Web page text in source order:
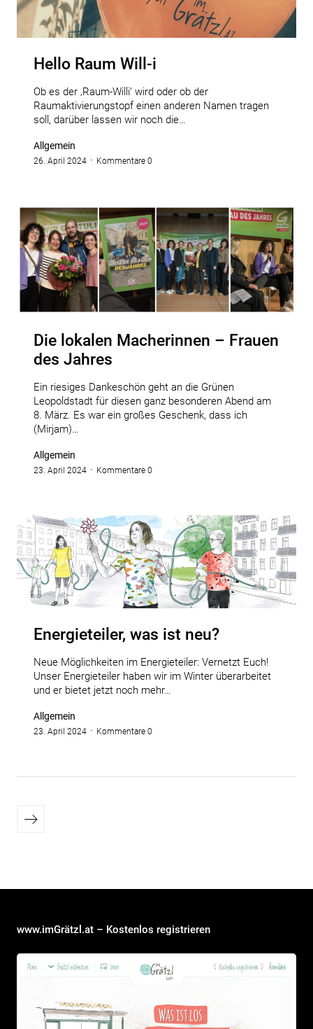
Hello Raum Will-i
Ob es der ‚Raum-Willi‘ wird oder ob der
Raumaktivierungstopf einen anderen Namen tragen
soll, darüber lassen wir noch die…
Allgemein
26. April 2024 Kommentare 0
Die lokalen Macherinnen – Frauen
des Jahres
Ein riesiges Dankeschön geht an die Grünen
Leopoldstadt für diesen ganz besonderen Abend am
8. März. Es war ein großes Geschenk, dass ich
(Mirjam)…
Allgemein
23. April 2024 Kommentare 0
Energieteiler, was ist neu?
Neue Möglichkeiten im Energieteiler: Vernetzt Euch!
Unser Energieteiler haben wir im Winter überarbeitet
und er bietet jetzt noch mehr…
Allgemein
23. April 2024 Kommentare 0
derBeiträge
www.imGrätzl.at – Kostenlos registrieren